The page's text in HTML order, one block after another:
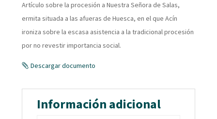
Artículo sobre la procesión a Nuestra Señora de Salas,
ermita situada a las afueras de Huesca, en el que Acín
ironiza sobre la escasa asistencia a la tradicional procesión
por no revestir importancia social.
Descargar documento
Información adicional